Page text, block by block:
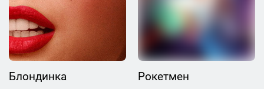
Блондинка Рокетмен